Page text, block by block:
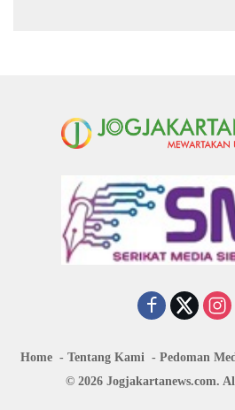
Home Tentang Kami Pedoman
© 2026 Jogjakartanews.com.